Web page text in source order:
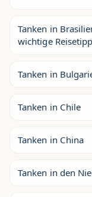
Tanken in
wichtige
Tanken in
Tanken in Chile
Tanken in China
Tanken in den